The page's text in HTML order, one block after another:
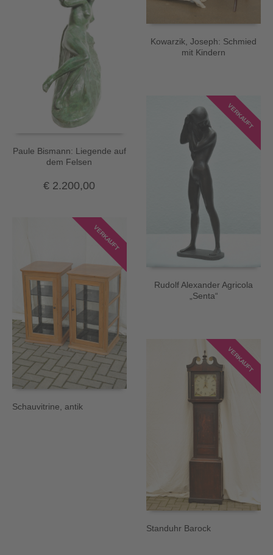
Kowarzik, Joseph: Schmied
mit Kindern
Paule Bismann: Liegende auf
dem Felsen
€ 2.200,00
VERKAUFT
Rudolf Alexander Agricola
„Senta“
VERKAUFT
Schauvitrine, antik
VERKAUFT
Standuhr Barock